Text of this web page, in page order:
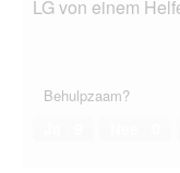
LG von einem
Behulpzaam?